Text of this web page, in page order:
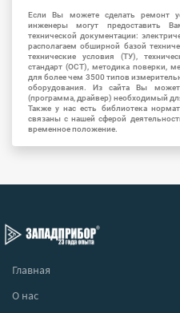
Если Вы можете сделать ремонт
инженеры могут предоставить
технической документации:
располагаем обширной базой
технические условия (ТУ),
стандарт (ОСТ), методика поверки,
для более чем 3500 типов
оборудования. Из сайта Вы
(программа, драйвер) необходимый
Также у нас есть библиотека
связаны с нашей сферой
временное положение.
Главная
О нас